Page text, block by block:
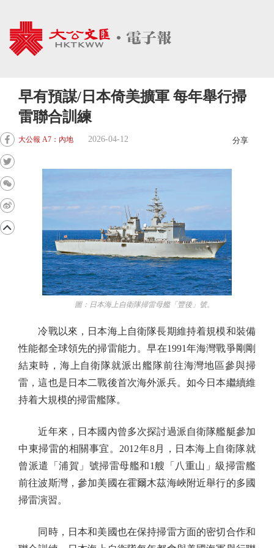
早有預謀/日本倚美擴軍 每年舉行掃
雷聯合訓練
大公報 A7：內地 2026-04-12 分享
圖：日本海上自衛隊掃雷母艦「豐後」號。
冷戰以來，日本海上自衛隊長期維持着規模和裝備
性能都全球領先的掃雷能力。早在1991年海灣戰爭剛剛
結束時，海上自衛隊就派出艦隊前往海灣地區參與掃
雷，這也是日本二戰後首次海外派兵。如今日本繼續維
持着大規模的掃雷艦隊。
近年來，日本國內曾多次探討過派自衛隊艦艇參加
中東掃雷的相關事宜。2012年8月，日本海上自衛隊就
曾派遣「浦賀」號掃雷母艦和1艘「八重山」級掃雷艦
前往波斯灣，參加美國在霍爾木茲海峽附近舉行的多國
掃雷演習。
同時，日本和美國也在保持掃雷方面的密切合作和